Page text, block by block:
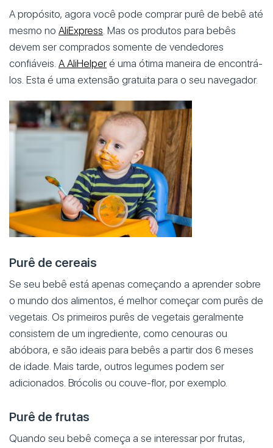
A propósito, agora você pode comprar purê de bebê até
mesmo no AliExpress. Mas os produtos para bebês
devem ser comprados somente de vendedores
confiáveis. A AliHelper é uma ótima maneira de encontrá-
los. Esta é uma extensão gratuita para o seu navegador.
Purê de cereais
Se seu bebê está apenas começando a aprender sobre
o mundo dos alimentos, é melhor começar com purês de
vegetais. Os primeiros purês de vegetais geralmente
consistem de um ingrediente, como cenouras ou
abóbora, e são ideais para bebês a partir dos 6 meses
de idade. Mais tarde, outros legumes podem ser
adicionados. Brócolis ou couve-flor, por exemplo.
Purê de frutas
Quando seu bebê começa a se interessar por frutas,